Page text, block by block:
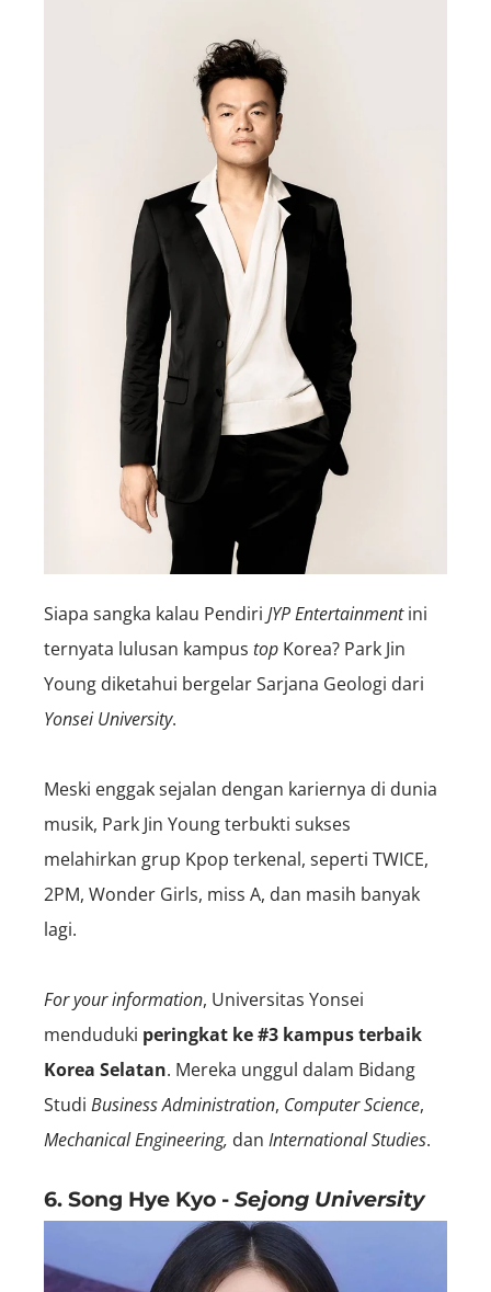
Siapa sangka kalau Pendiri JYP Entertainmentini
ternyata lulusan kampus top Korea? Park Jin
Young diketahui bergelar Sarjana Geologi dari
Yonsei University.
Meski enggak sejalan dengan kariernya di dunia
musik, Park Jin Young terbukti sukses
melahirkan grup Kpop terkenal, seperti TWICE,
2PM, Wonder Girls, miss A, dan masih banyak
lagi.
For your information, Universitas Yonsei
menduduki peringkat ke #3 kampus terbaik
Korea Selatan. Mereka unggul dalam Bidang
Studi Business Administration, Computer Science,
Mechanical Engineering, dan International Studies.
6. Song Hye Kyo - Sejong University